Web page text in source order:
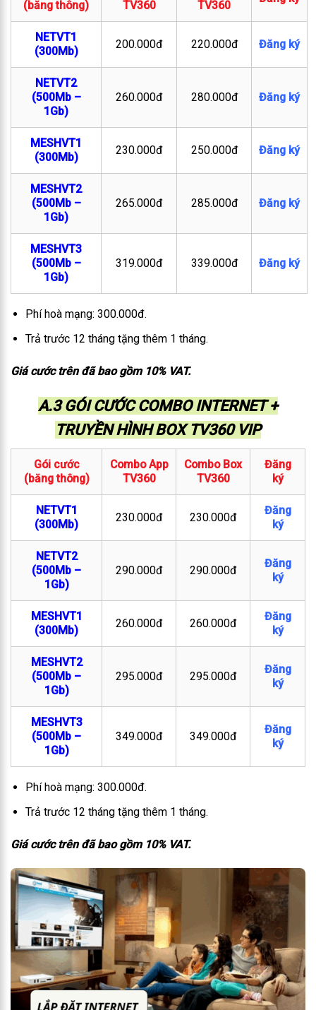
(băng thông) TV360 TV360
NETVT1
(300Mb)
200.000đ 220.000đ Đăng ký
NETVT2
(500Mb –
1Gb)
260.000đ 280.000đ Đăng ký
MESHVT1
(300Mb)
230.000đ 250.000đ Đăng ký
MESHVT2
(500Mb –
1Gb)
265.000đ 285.000đ Đăng ký
MESHVT3
(500Mb –
1Gb)
319.000đ 339.000đ Đăng ký
Phí hoà mạng: 300.000đ.
Trả trước 12 tháng tặng thêm 1 tháng.
Giá cước trên đã bao gồm 10% VAT.
A.3 GÓI CƯỚC COMBO INTERNET +
TRUYỀN HÌNH BOX TV360 VIP
Gói cước
(băng thông)
Combo App
TV360
Combo Box
TV360
Đăng
ký
NETVT1
(300Mb)
230.000đ 230.000đ
Đăng
ký
NETVT2
(500Mb –
1Gb)
290.000đ 290.000đ
Đăng
ký
MESHVT1
(300Mb)
260.000đ 260.000đ
Đăng
ký
MESHVT2
(500Mb –
1Gb)
295.000đ 295.000đ
Đăng
ký
MESHVT3
(500Mb –
1Gb)
349.000đ 349.000đ
Đăng
ký
Phí hoà mạng: 300.000đ.
Trả trước 12 tháng tặng thêm 1 tháng.
Giá cước trên đã bao gồm 10% VAT.